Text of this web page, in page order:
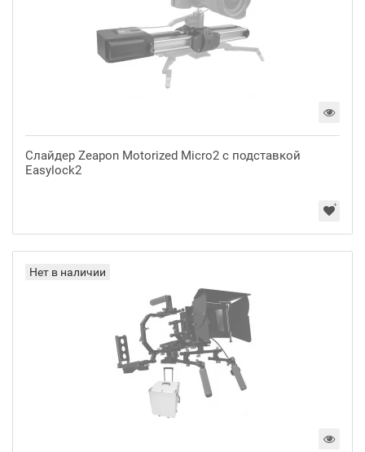
Слайдер Zeapon Motorized Micro2 с подставкой
Easylock2
Нет в наличии